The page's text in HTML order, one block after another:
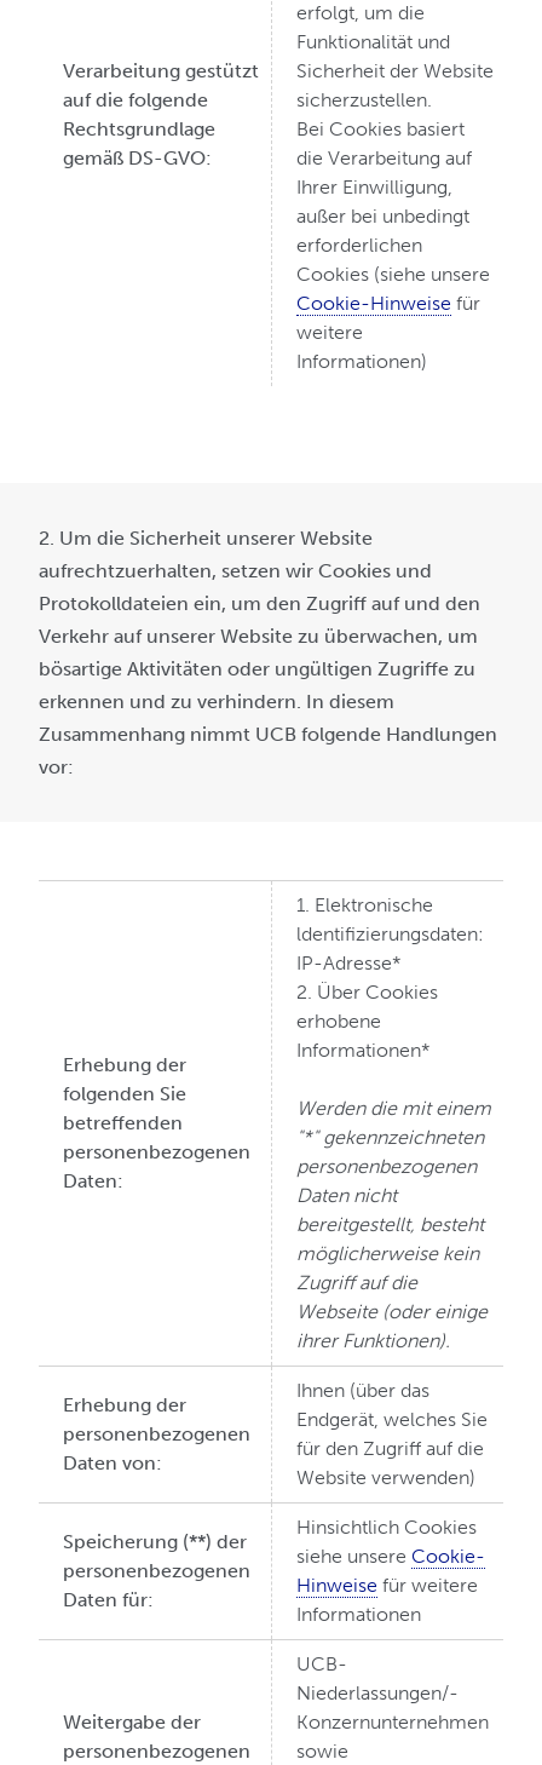
Verarbeitung gestützt
auf die folgende
Rechtsgrundlage
gemäß DS-GVO:
erfolgt, um die
Funktionalität und
Sicherheit der Website
sicherzustellen.
Bei Cookies basiert
die Verarbeitung auf
Ihrer Einwilligung,
außer bei unbedingt
erforderlichen
Cookies (siehe unsere
Cookie-Hinweise für
weitere
Informationen)
2. Um die Sicherheit unserer Website
aufrechtzuerhalten, setzen wir Cookies und
Protokolldateien ein, um den Zugriff auf und den
Verkehr auf unserer Website zu überwachen, um
bösartige Aktivitäten oder ungültigen Zugriffe zu
erkennen und zu verhindern. In diesem
Zusammenhang nimmt UCB folgende Handlungen
vor:
Erhebung der
folgenden Sie
betreffenden
personenbezogenen
Daten:
1. Elektronische
ldentifizierungsdaten:
IP-Adresse*
2. Über Cookies
erhobene
Informationen*
Werden die mit einem
"*" gekennzeichneten
personenbezogenen
Daten nicht
bereitgestellt, besteht
möglicherweise kein
Zugriff auf die
Webseite (oder einige
ihrer Funktionen).
Erhebung der
personenbezogenen
Daten von:
Ihnen (über das
Endgerät, welches Sie
für den Zugriff auf die
Website verwenden)
Speicherung (**) der
personenbezogenen
Daten für:
Hinsichtlich Cookies
siehe unsere Cookie-
Hinweise für weitere
Informationen
Weitergabe der
personenbezogenen
UCB-
Niederlassungen/-
Konzernunternehmen
sowie